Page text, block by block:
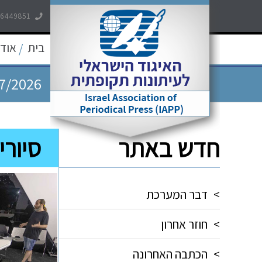
בית /
2026
2026
2026
2026 חדש באתר
> דבר המערכת
> חוזר אחרון
> הכתבה האחרונה